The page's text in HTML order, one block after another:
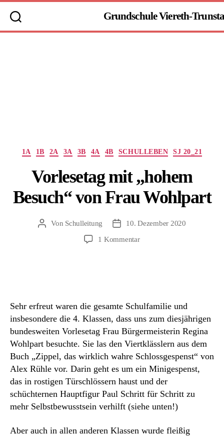
Grundschule Viereth-
Kategorien
1A 1B 2A 3A 3B 4A 4B SCHULLEBEN SJ 20_21
Vorlesetag mit „hohem
Besuch“ von Frau Wohlpart
Beitragsautor
Von Schulleitung Beitragsdatum
10. Dezember 2020
1 Kommentarzu
Frau
Wohlpart
Sehr erfreut waren die gesamte Schulfamilie und
insbesondere die 4. Klassen, dass uns zum diesjährigen
bundesweiten Vorlesetag Frau Bürgermeisterin Regina
Wohlpart besuchte. Sie las den Viertklässlern aus dem
Buch „Zippel, das wirklich wahre Schlossgespenst“ von
Alex Rühle vor. Darin geht es um ein Minigespenst,
das in rostigen Türschlössern haust und der
schüchternen Hauptfigur Paul Schritt für Schritt zu
mehr Selbstbewusstsein verhilft (siehe unten!)
Aber auch in allen anderen Klassen wurde fleißig